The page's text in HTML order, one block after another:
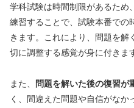
学科試験は時間制限があるため
練習することで、試験本番での
きます。これにより、問題を解
切に調整する感覚が身に付きま
また、 問題を解いた後の復習が
く、間違えた問題や自信がなか